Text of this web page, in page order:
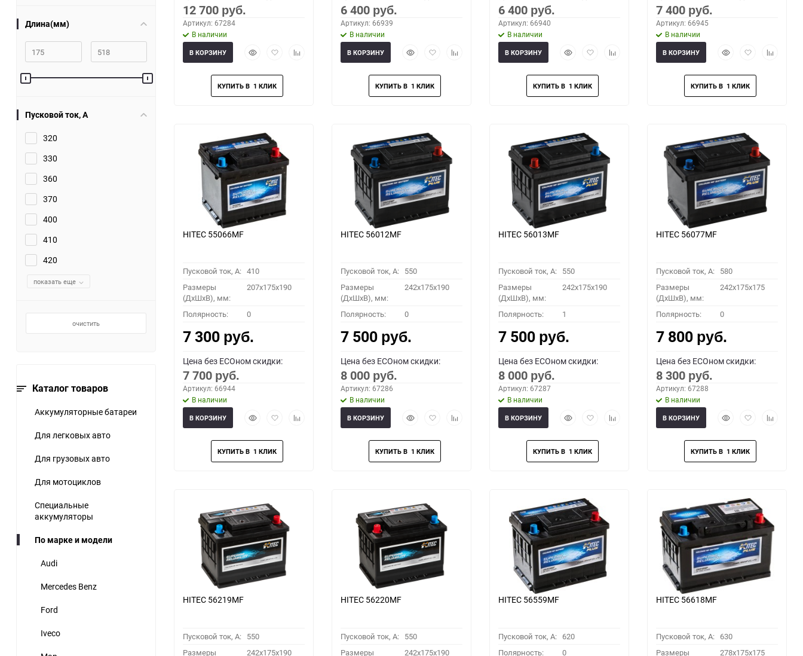
Длина(мм)
Пусковой ток, A
320
330
360
370
400
410
420
показать еще
очистить
Каталог товаров
Аккумуляторные батареи
Для легковых авто
Для грузовых авто
Для мотоциклов
Специальные
аккумуляторы
По марке и модели
Audi
Mercedes Benz
Ford
Iveco
12 700 руб.
Артикул: 67284
В наличии
БыстрыйДобавить
избранное
Добавить
В КОРЗИНУ
6 400 руб.
Артикул: 66939
В наличии
БыстрыйДобавить
избранное
Добавить
В КОРЗИНУ
6 400 руб.
Артикул: 66940
В наличии
БыстрыйДобавить
избранное
Добавить
В КОРЗИНУ
7 400 руб.
Артикул: 66945
В наличии
БыстрыйДобавить
избранное
Добавить
В КОРЗИНУ
HITEC 55066MF
Пусковой ток, A: 410
Размеры
(ДхШхВ), мм:
207x175x190
Полярность: 0
7 300 руб.
Цена без ECOном скидки:
7 700 руб.
Артикул: 66944
В наличии
БыстрыйДобавить
избранное
Добавить
В КОРЗИНУ
HITEC 56012MF
Пусковой ток, A: 550
Размеры
(ДхШхВ), мм:
242x175x190
Полярность: 0
7 500 руб.
Цена без ECOном скидки:
8 000 руб.
Артикул: 67286
В наличии
БыстрыйДобавить
избранное
Добавить
В КОРЗИНУ
HITEC 56013MF
Пусковой ток, A: 550
Размеры
(ДхШхВ), мм:
242x175x190
Полярность: 1
7 500 руб.
Цена без ECOном скидки:
8 000 руб.
Артикул: 67287
В наличии
БыстрыйДобавить
избранное
Добавить
В КОРЗИНУ
HITEC 56077MF
Пусковой ток, A: 580
Размеры
(ДхШхВ), мм:
242x175x175
Полярность: 0
7 800 руб.
Цена без ECOном скидки:
8 300 руб.
Артикул: 67288
В наличии
БыстрыйДобавить
избранное
Добавить
В КОРЗИНУ
HITEC 56219MF
Пусковой ток, A: 550
Размеры
242x175x190
HITEC 56220MF
Пусковой ток, A: 550
Размеры
242x175x190
HITEC 56559MF
Пусковой ток, A: 620
Полярность:
0
HITEC 56618MF
Пусковой ток, A: 630
Размеры
278x175x175